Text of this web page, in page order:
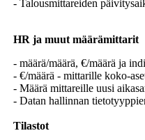
- Talousmittareiden
HR ja muut määrämittarit
- määrä/määrä, €/määrä ja
- €/määrä - mittarille koko-
- Määrä mittareille uusi
- Datan hallinnan
Tilastot